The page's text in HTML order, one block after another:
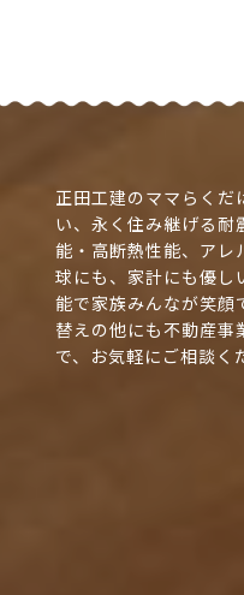
正田工建のママらく
い、永く住み継げる耐
能・高断熱性能、アレ
球にも、家計にも優し
能で家族みんなが笑顔
替えの他にも不動産事
で、お気軽にご相談く